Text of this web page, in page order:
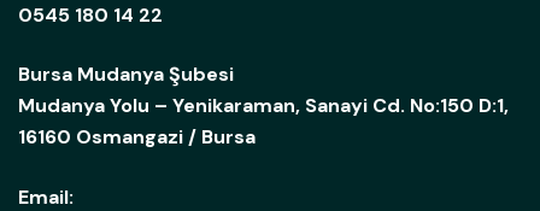
0545 180 14 22
Bursa Mudanya Şubesi
Mudanya Yolu – Yenikaraman, Sanayi Cd. No:150 D:1,
16160 Osmangazi / Bursa
Email: